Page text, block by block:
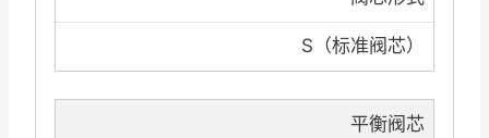
S（标准阀芯）
平衡阀芯